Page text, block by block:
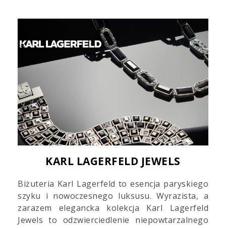
KARL LAGERFELD JEWELS
Biżuteria Karl Lagerfeld to esencja paryskiego
szyku i nowoczesnego luksusu. Wyrazista, a
zarazem elegancka kolekcja Karl Lagerfeld
Jewels to odzwierciedlenie niepowtarzalnego